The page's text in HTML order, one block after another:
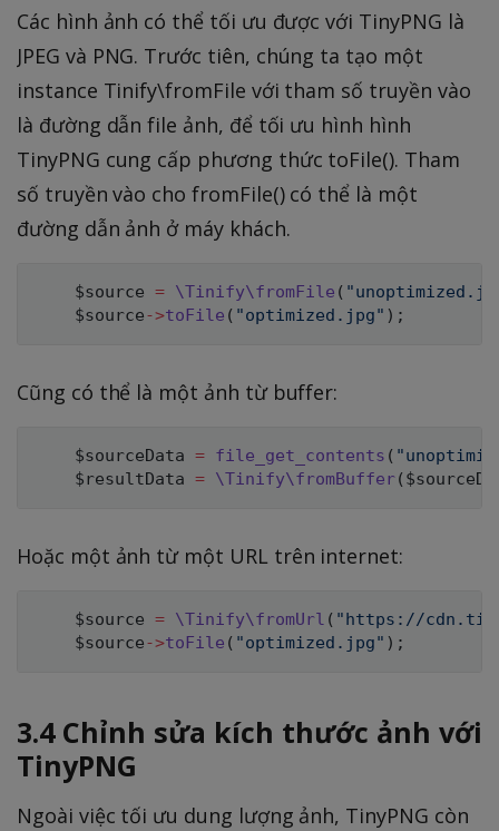
Các hình ảnh có thể tối ưu được với TinyPNG là
JPEG và PNG. Trước tiên, chúng ta tạo một
instance Tinify\fromFile với tham số truyền vào
là đường dẫn file ảnh, để tối ưu hình hình
TinyPNG cung cấp phương thức toFile(). Tham
số truyền vào cho fromFile() có thể là một
đường dẫn ảnh ở máy khách.
$source = \Tinify\fromFile (
$source->toFile ( "optimized.jpg" ) ;
Cũng có thể là một ảnh từ buffer:
$sourceData = file_get_contents (
$resultData = \Tinify\fromBuffer(
Hoặc một ảnh từ một URL trên internet:
$source = \Tinify\fromUrl ( "https://
$source->toFile ( "optimized.jpg" ) ;
3.4 Chỉnh sửa kích thước ảnh với
TinyPNG
Ngoài việc tối ưu dung lượng ảnh, TinyPNG còn